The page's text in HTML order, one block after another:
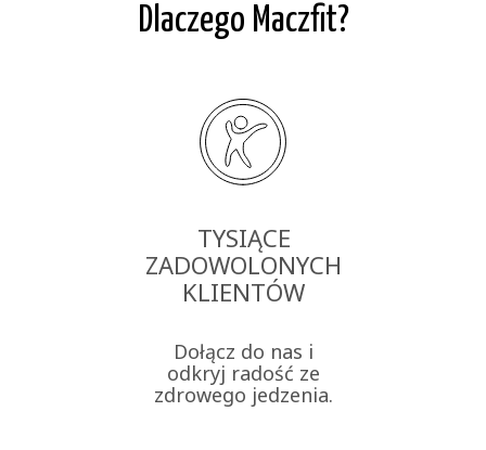
Dlaczego Maczfit?
TYSIĄCE
ZADOWOLONYCH
KLIENTÓW
Dołącz do nas i
odkryj radość ze
zdrowego jedzenia.